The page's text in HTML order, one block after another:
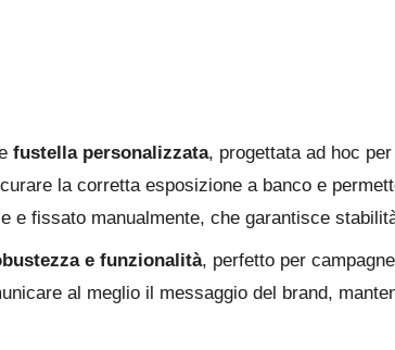
fustella personalizzata, progettata ad hoc
la corretta esposizione a banco e
e fissato manualmente, che garantisce
e funzionalità, perfetto per
al meglio il messaggio del brand,